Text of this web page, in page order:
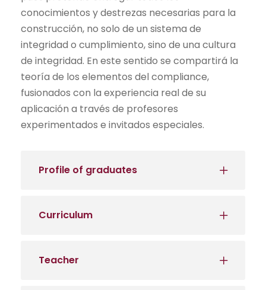
conocimientos y destrezas necesarias para la
construcción, no solo de un sistema de
integridad o cumplimiento, sino de una cultura
de integridad. En este sentido se compartirá la
teoría de los elementos del compliance,
fusionados con la experiencia real de su
aplicación a través de profesores
experimentados e invitados especiales.
Profile of graduates
Curriculum
Teacher